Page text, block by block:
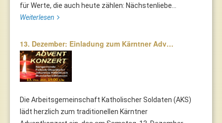
für Werte, die auch heute zählen: Nächstenliebe...
Weiterlesen
13. Dezember: Einladung zum Kärntner Adv…
Die Arbeitsgemeinschaft Katholischer Soldaten (AKS)
lädt herzlich zum traditionellen Kärntner